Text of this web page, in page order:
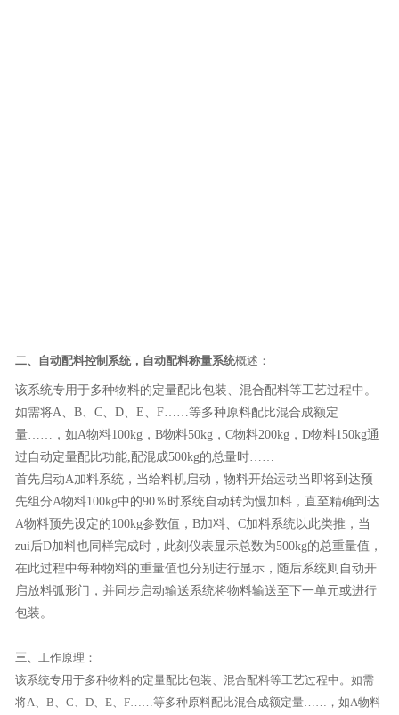
二、自动配料控制系统，自动配料称量系统概述 ：
该系统专用于多种物料的定量配比包装、混合配料等工艺过程中。
如需将A、 B、 C、 D、 E、 F……等多种原料配比混合成额定
量……，如A物料100kg， B物料50kg， C物料200kg， D物料150kg通
过自动定量配比功能,配混成500kg的总量时……
首先启动A加料系统，当给料机启动，物料开始运动当即将到达预
先组分A物料100kg中的90％时系统自动转为慢加料，直至精确到达
A物料预先设定的100kg参数值， B加料、 C加料系统以此类推，当
zui后D加料也同样完成时，此刻仪表显示总数为500kg的总重量值，
在此过程中每种物料的重量值也分别进行显示，随后系统则自动开
启放料弧形门，并同步启动输送系统将物料输送至下一单元或进行
包装。
三、 工作原理 ：
该系统专用于多种物料的定量配比包装、混合配料等工艺过程中。如需
将A、B、C、D、E、F……等多种原料配比混合成额定量……，如A物料